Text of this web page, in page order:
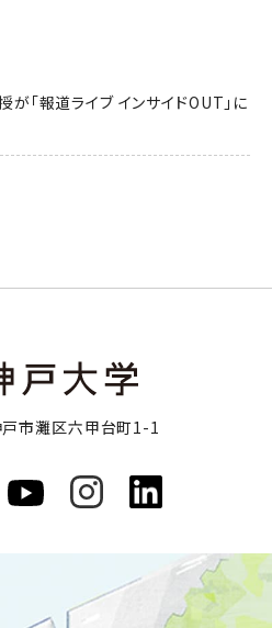
報道ライブ インサイドOUT」に
市灘区六甲台町1-1